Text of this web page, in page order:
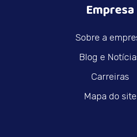
Empresa
Sobre a
Blog e
Carreiras
Mapa do site